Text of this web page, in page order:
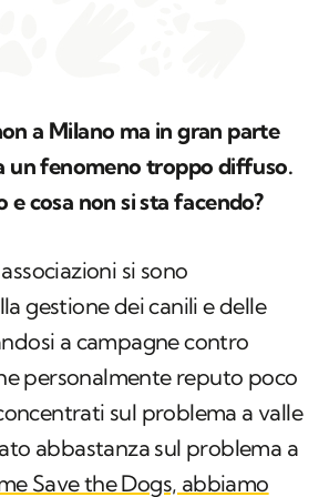
si sono
gestione dei canili e delle
personalmente reputo poco
sul problema a valle
abbastanza sul problema a
Save the Dogs, abbiamo
di avviare interventi di
microchip gratuiti in territori